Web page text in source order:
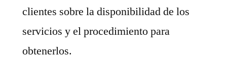
clientes sobre la disponibilidad de los
servicios y el procedimiento para
obtenerlos.